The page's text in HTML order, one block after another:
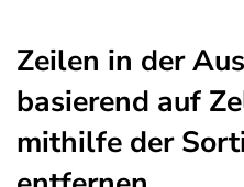
Zeilen in der
basierend auf
mithilfe der